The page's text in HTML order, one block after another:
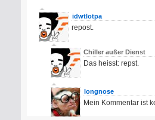
idwtlotpa
repost.
Chiller außer Dienst
Das heisst: repst.
longnose
Mein Kommentar ist